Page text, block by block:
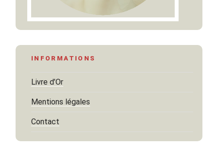
INFORMATIONS
Livre d’Or
Mentions légales
Contact